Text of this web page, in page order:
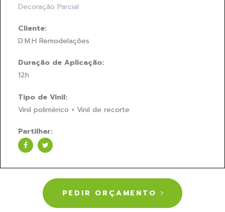
Decoração Parcial
Cliente:
D.M.H Remodelações
Duração de Aplicação:
12h
Tipo de Vinil:
Vinil polimérico + Vinil de recorte
Partilhar:
PEDIR ORÇAMENTO